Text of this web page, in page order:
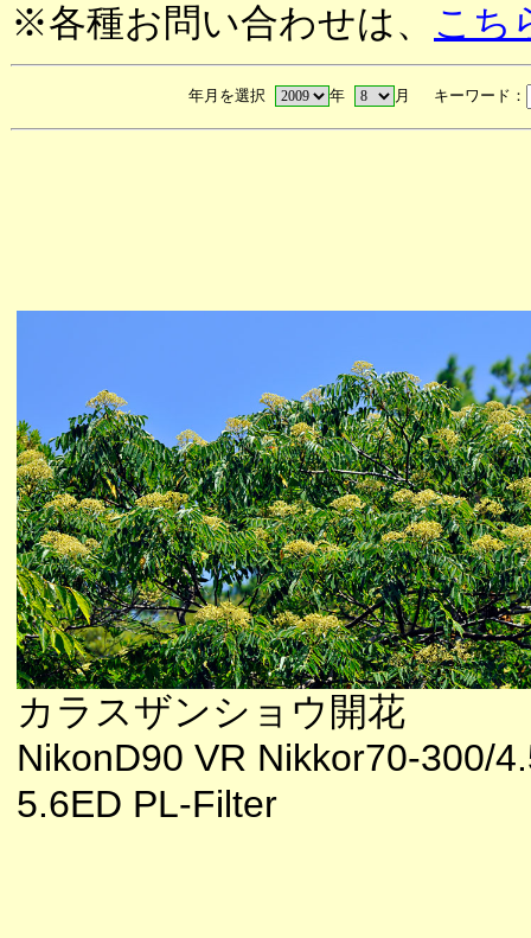
※各種お問い合わせは、 こち
年月を選択 年 月 キーワード：
カラスザンショウ開花
NikonD90 VR Nikkor70-300/
5.6ED PL-Filter